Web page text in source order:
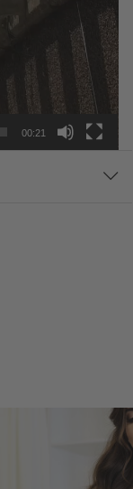
00:21